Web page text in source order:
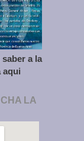
a la
aqui
LA